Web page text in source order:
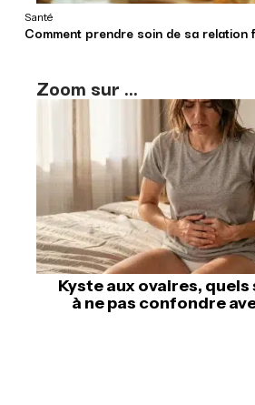
Santé
Comment prendre soin de sa relation
Zoom sur ...
Kyste aux ovaires,
à ne pas confondre